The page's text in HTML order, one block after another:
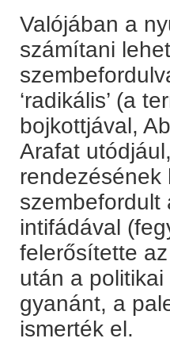
Valójában a
számítani
‘radikális’ (a
bojkottjával,
Arafat
szembefordult
intifádával
felerősítette az
után a
gyanánt, a
ismerték el.